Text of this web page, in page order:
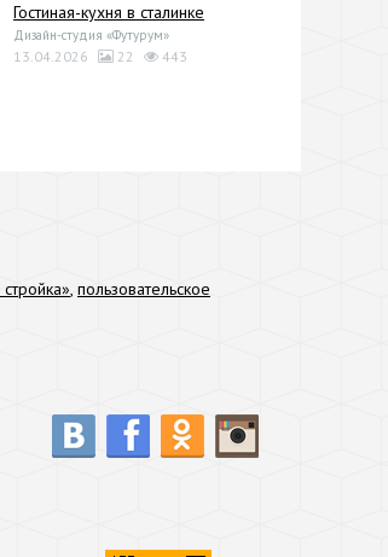
Гостиная-кухня в сталинке
Дизайн-студия «Футурум»
13.04.2026 22 443
, пользовательское